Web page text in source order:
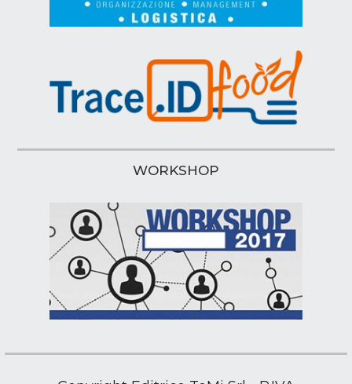
WORKSHOP